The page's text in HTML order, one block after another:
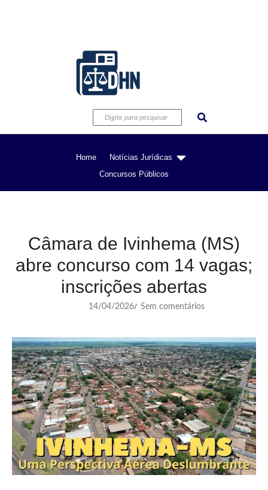
Home
Notícias Jurídicas
Concursos Públicos
Câmara de Ivinhema (MS)
abre concurso com 14 vagas;
inscrições abertas
14/04/2026/ Sem comentários